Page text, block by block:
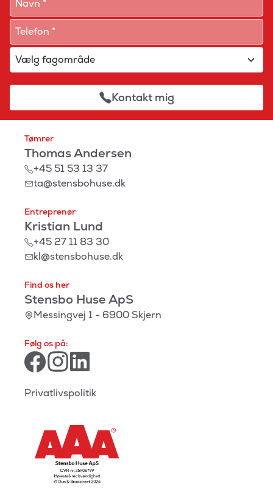
Kontakt mig
Tømrer
Thomas Andersen
+45 51 53 13 37
ta@stensbohuse.dk
Entreprenør
Kristian Lund
+45 27 11 83 30
kl@stensbohuse.dk
Find os her
Stensbo Huse ApS
Messingvej 1 - 6900 Skjern
Følg os på:
Privatlivspolitik